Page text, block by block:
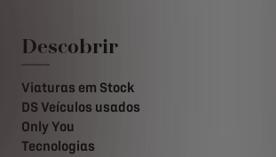
Descobrir
Viaturas em Stock
DS Veículos usados
Only You
Tecnologias